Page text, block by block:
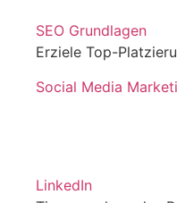
SEO Grundlagen
Erziele Top-
Social Media
LinkedIn